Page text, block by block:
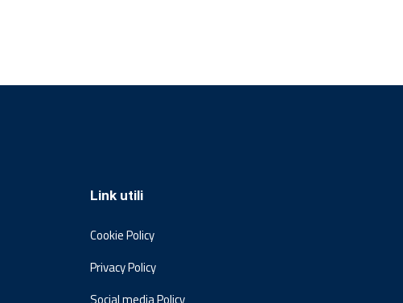
Link utili
Cookie Policy
Privacy Policy